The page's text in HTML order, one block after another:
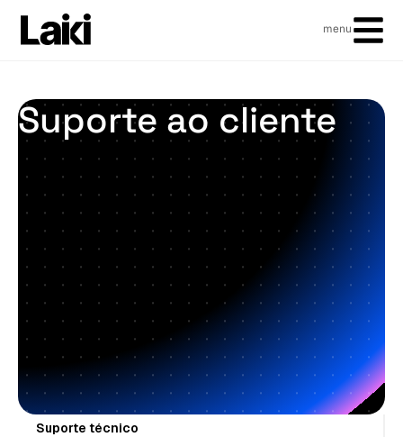
menu
Suporte ao cliente
Suporte técnico